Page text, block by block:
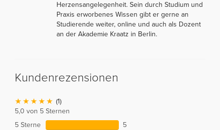
Herzensangelegenheit. Sein durch Studium und
Praxis erworbenes Wissen gibt er gerne an
Studierende weiter, online und auch als Dozent
an der Akademie Kraatz in Berlin.
Kundenrezensionen
(1)
5,0 von 5 Sternen
5 Sterne
5